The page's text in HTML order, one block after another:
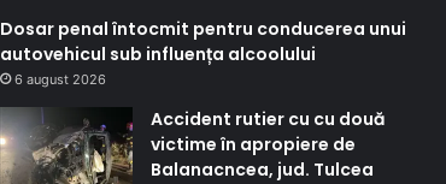
Dosar penal întocmit pentru conducerea unui
autovehicul sub influența alcoolului
6 august 2026
Accident rutier cu cu două
victime în apropiere de
Balanacncea, jud. Tulcea